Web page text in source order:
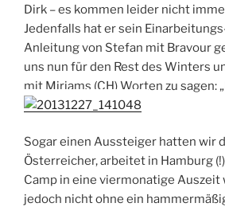
Dirk – es kommen leider nicht
Jedenfalls hat er sein
Anleitung von Stefan mit Bravour
uns nun für den Rest des Winters
mit Miriams (CH) Worten zu sagen:
Sogar einen Aussteiger hatten wir
Österreicher, arbeitet in Hamburg
Camp in eine viermonatige
jedoch nicht ohne ein